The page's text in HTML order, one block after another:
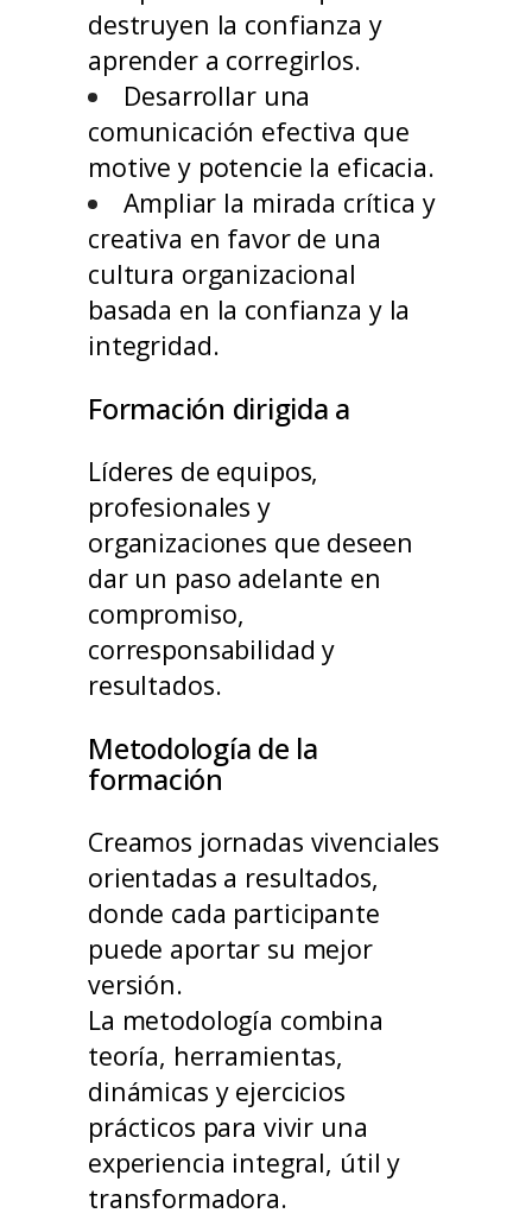
destruyen la confianza y
aprender a corregirlos.
Desarrollar una
comunicación efectiva que
motive y potencie la eficacia.
Ampliar la mirada crítica y
creativa en favor de una
cultura organizacional
basada en la confianza y la
integridad.
Formación dirigida a
Líderes de equipos,
profesionales y
organizaciones que deseen
dar un paso adelante en
compromiso,
corresponsabilidad y
resultados.
Metodología de la
formación
Creamos jornadas vivenciales
orientadas a resultados,
donde cada participante
puede aportar su mejor
versión.
La metodología combina
teoría, herramientas,
dinámicas y ejercicios
prácticos para vivir una
experiencia integral, útil y
transformadora.